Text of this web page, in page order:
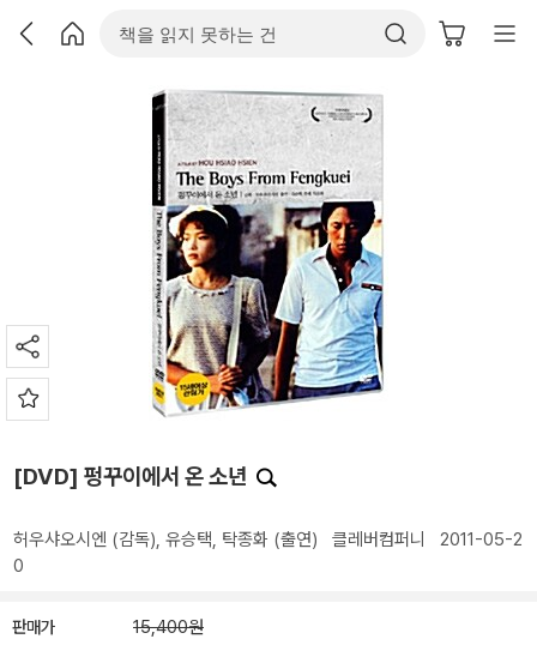
[DVD] 펑꾸이에서 온 소년
허우샤오시엔 (감독), 유승택, 탁종화 (출연) 클레버컴퍼니
2011-05-2
0
판매가 15,400원